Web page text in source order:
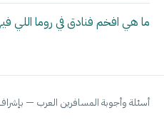
ما هي افخم فنادق في روما اللي
أسئلة وأجوبة المسافرين العرب —